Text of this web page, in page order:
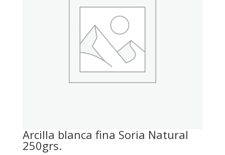
Arcilla blanca fina Soria Natural
250grs.